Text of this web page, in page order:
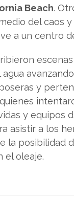
Beach.
del caos
a un centro
y
y equipos
asistir a los
la posibilidad
el oleaje.